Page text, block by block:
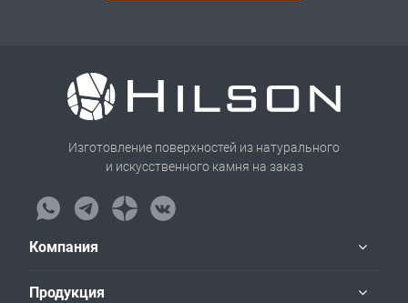
Изготовление поверхностей из натурального
и искусственного камня на заказ
Компания
Продукция